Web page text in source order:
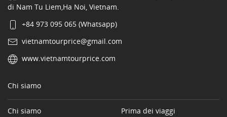
di Nam Tu Liem,Ha Noi, Vietnam.
+84 973 095 065 (Whatsapp)
vietnamtourprice@gmail.com
www.vietnamtourprice.com
Chi siamo
Chi siamo
Prima dei viaggi